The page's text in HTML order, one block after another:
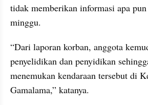
tidak memberikan informasi apa pun
minggu.
“Dari laporan korban, anggota
penyelidikan dan penyidikan
menemukan kendaraan tersebut di
Gamalama,” katanya.